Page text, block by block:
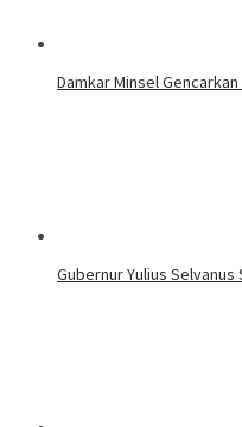
Damkar Minsel
Gubernur Yulius